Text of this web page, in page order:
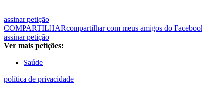
assinar petição
COMPARTILHARcompartilhar com meus amigos do
assinar petição
Ver mais petições:
Saúde
política de privacidade